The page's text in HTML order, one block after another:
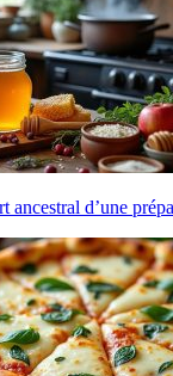
ancestral d’une